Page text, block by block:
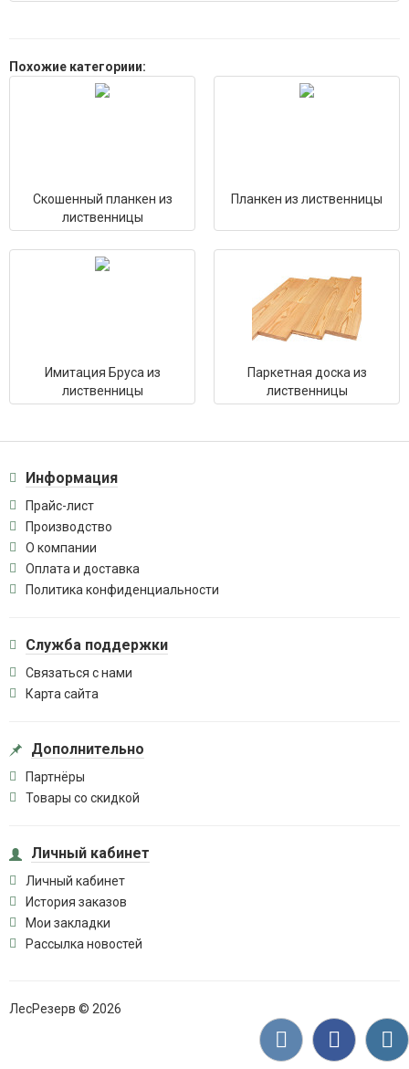
Похожие категориии:
Скошенный планкен из
лиственницы
Планкен из лиственницы
Имитация Бруса из
лиственницы
Паркетная доска из
лиственницы
Информация
Прайс-лист
Производство
О компании
Оплата и доставка
Политика конфиденциальности
Служба поддержки
Связаться с нами
Карта сайта
Дополнительно
Партнёры
Товары со скидкой
Личный кабинет
Личный кабинет
История заказов
Мои закладки
Рассылка новостей
ЛесРезерв © 2026